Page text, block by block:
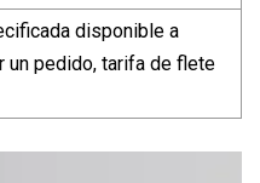
disponible a
un pedido, tarifa de flete